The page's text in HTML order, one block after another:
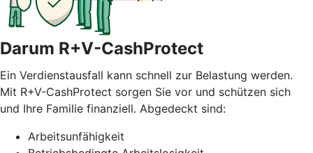
Darum R+V-CashProtect
Ein Verdienstausfall kann schnell zur Belastung werden.
Mit R+V-CashProtect sorgen Sie vor und schützen sich
und Ihre Familie finanziell. Abgedeckt sind:
Arbeitsunfähigkeit